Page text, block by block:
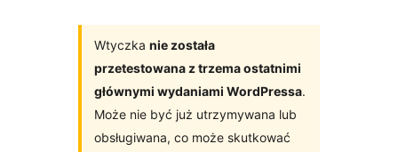
Wtyczka nie została
przetestowana z trzema ostatnimi
głównymi wydaniami WordPressa.
Może nie być już utrzymywana lub
obsługiwana, co może skutkować